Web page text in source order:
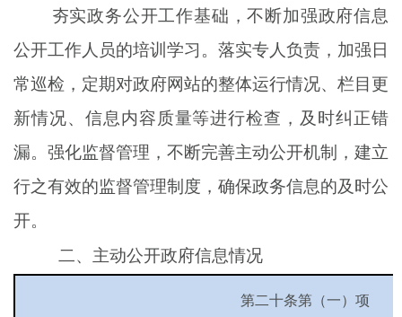
夯实政务公开工作基础，不断加强政府信息
公开工作人员的培训学习 。 落实专人负责 ， 加强日
常巡检，定期对政府网站的整体运行情况、栏目更
新情况、信息内容质量等进行检查，及时纠正错
漏。强化监督管理，不断完善主动公开机制，建立
行之有效的监督管理制度，确保政务信息的及时公
开。
二、主动公开政府信息情况
第二十条第（一）项